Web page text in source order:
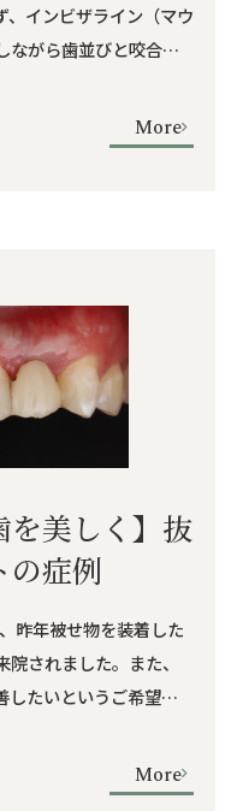
、インビザライン（マウ
ながら歯並びと咬合を
将来の管理まで見据
最適解をご提案します。
More
を美しく】抜
の症例
昨年被せ物を装着した
されました。また、
したいというご希望を
患者様の結婚式までの
治療前 治療中 治療後 治
More